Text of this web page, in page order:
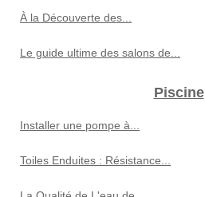
À la Découverte des...
Le guide ultime des salons de...
Piscine
Installer une pompe à...
Toiles Enduites : Résistance...